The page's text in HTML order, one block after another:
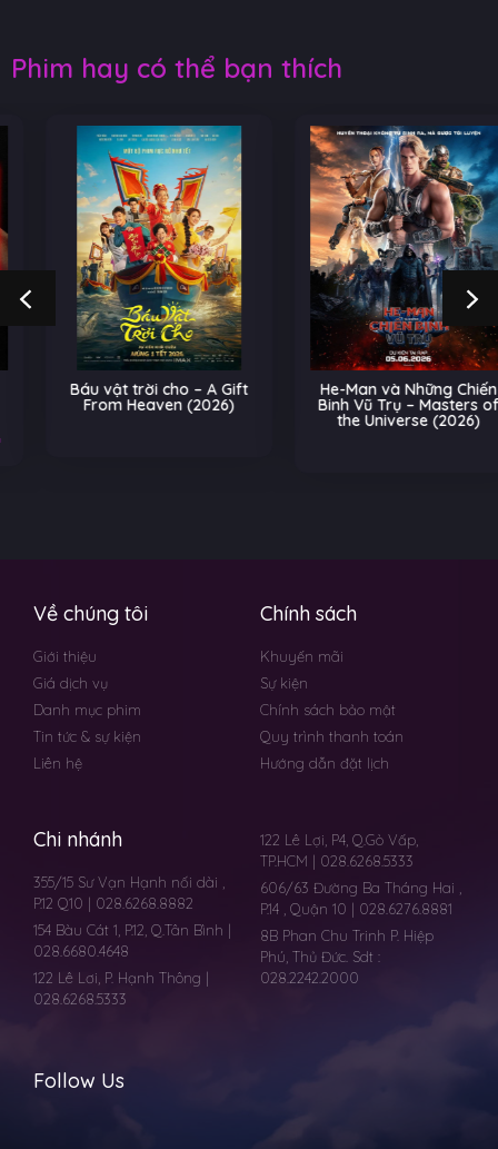
Phim hay có thể bạn thích
Báu vật trời cho – A Gift
From Heaven (2026)
He-Man và Những Chiến
Binh Vũ Trụ – Masters of
the Universe (2026)
Về chúng tôi
Giới thiệu
Giá dịch vụ
Danh mục phim
Tin tức & sự kiện
Liên hệ
Chính sách
Khuyến mãi
Sự kiện
Chính sách bảo mật
Quy trình thanh toán
Hướng dẫn đặt lịch
Chi nhánh
355/15 Sư Vạn Hạnh nối dài ,
P.12 Q10 | 028.6268.8882
154 Bàu Cát 1, P.12, Q.Tân Bình |
028.6680.4648
122 Lê Lơi, P. Hạnh Thông |
028.6268.5333
122 Lê Lợi, P4, Q.Gò Vấp,
TP.HCM | 028.6268.5333
606/63 Đường Ba Tháng Hai ,
P.14 , Quận 10 | 028.6276.8881
8B Phan Chu Trinh P. Hiệp
Phú, Thủ Đức. Sdt :
028.2242.2000
Follow Us